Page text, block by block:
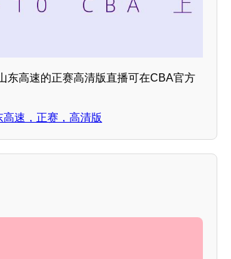
东高速的正赛高清版直播可在CBA官方
速，正赛，高清版